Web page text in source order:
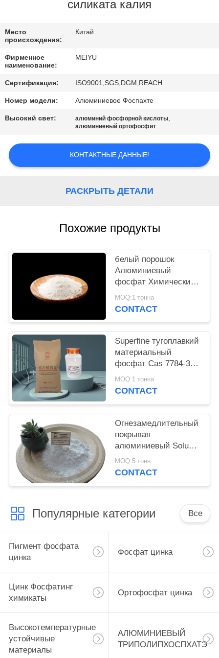
КОНТРОЛЬ
КАЧЕСТВА
СВЯЖИТЕСЬ
С
НАМИ
ЗАПРОСИТЕ
ЦИТАТУ
POLICY
силиката калия
Место
происхождения:
Китай
Фирменное
наименование:
MEIYU
Сертификация: ISO9001,SGS,DGM,REACH
Номер модели: Алюминиевое Фоспахте
Высокий свет: алюминий фосфорной кислоты,
алюминиевый ортофосфит
КОНТАКТНЫЕ ДАННЫЕ!
РАСКРЫТЬ ДЕТАЛИ
Похожие продукты
белый порошок
Алюминиевый
фосфат Химический
пигмент для
пассивации
формирования
MOQ:1 тонна
CONTACT
Superfine тугоплавкий
материальный
фосфат Cas 7784-30-
7 связывателя
алюминиевый
MOQ:1 тонна
CONTACT
Огнезамедлительный
покрывая
алюминиевый Soluble
фосфата в материале
Cas 7784-30-7
MOQ:5 тонн
CONTACT
Популярные категории Все
Пигмент фосфата
цинка
Фосфат цинка
Цинк Фосфатинг
химикаты
Ортофосфат цинка
Высокотемпературные
устойчивые
материалы
АЛЮМИНИЕВЫЙ
ТРИПОЛИПХОСПХАТЭ